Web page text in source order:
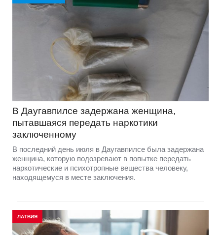
В Даугавпилсе задержана женщина,
пытавшаяся передать наркотики
заключенному
В последний день июля в Даугавпилсе была задержана
женщина, которую подозревают в попытке передать
наркотические и психотропные вещества человеку,
находящемуся в месте заключения.
ЛАТВИЯ